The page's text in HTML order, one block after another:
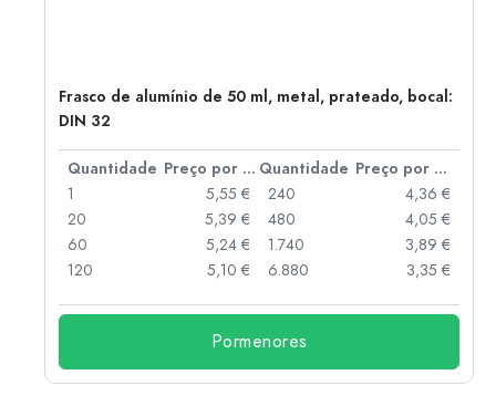
Frasco de alumínio de 50 ml, metal, prateado, bocal:
DIN 32
Quantidade Preço por peça Quantidade
Preço por peça
1
5,55 €
20
5,39 €
60
5,24 €
120
5,10 €
240
4,36 €
480
4,05 €
1.740
3,89 €
6.880
3,35 €
Pormenores